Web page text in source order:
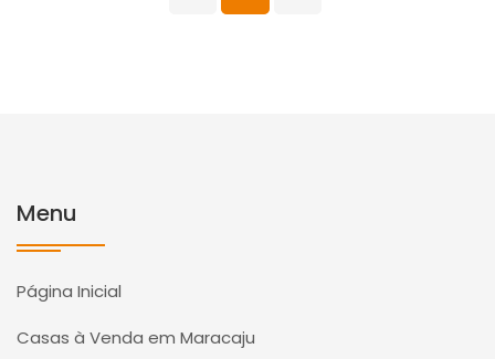
Menu
Página Inicial
Casas à Venda em Maracaju